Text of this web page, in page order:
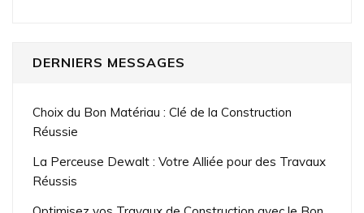
DERNIERS MESSAGES
Choix du Bon Matériau : Clé de la Construction
Réussie
La Perceuse Dewalt : Votre Alliée pour des Travaux
Réussis